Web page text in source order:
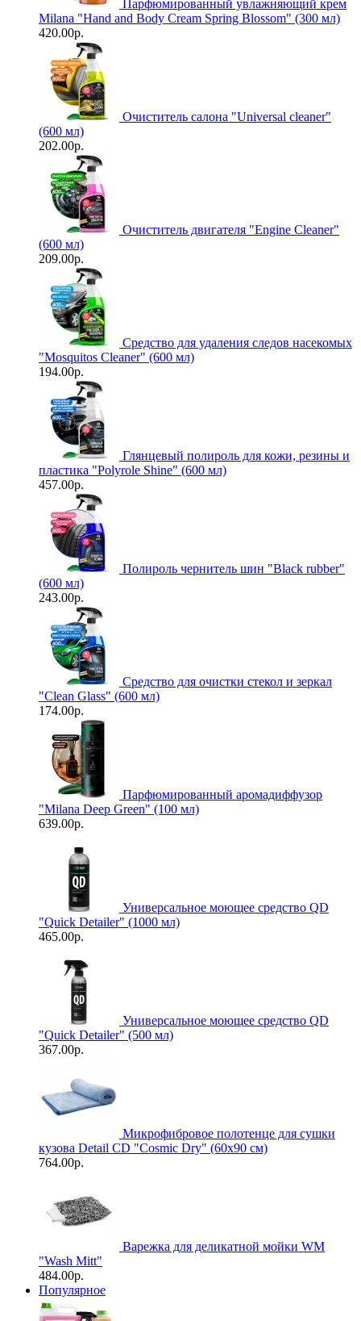
Парфюмированный увлажняющий крем
Milana "Hand and Body Cream Spring Blossom" (300 мл)
420.00р.
Очиститель салона "Universal сleaner"
(600 мл)
202.00р.
Очиститель двигателя "Engine Cleaner"
(600 мл)
209.00р.
Средство для удаления следов насекомых
"Mosquitos Cleaner" (600 мл)
194.00р.
Глянцевый полироль для кожи, резины и
пластика "Polyrole Shine" (600 мл)
457.00р.
Полироль чернитель шин "Black rubber"
(600 мл)
243.00р.
Средство для очистки стекол и зеркал
"Clean Glass" (600 мл)
174.00р.
Парфюмированный аромадиффузор
"Milana Deep Green" (100 мл)
639.00р.
Универсальное моющее средство QD
"Quick Detailer" (1000 мл)
465.00р.
Универсальное моющее средство QD
"Quick Detailer" (500 мл)
367.00р.
Микрофибровое полотенце для сушки
кузова Detail CD "Cosmic Dry" (60х90 см)
764.00р.
Варежка для деликатной мойки WM
"Wash Mitt"
484.00р.
Популярное